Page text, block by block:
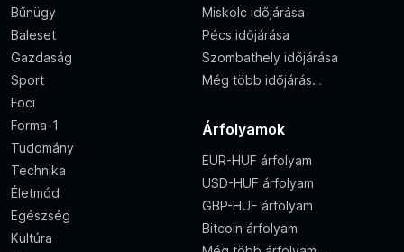
Bűnügy
Baleset
Gazdaság
Sport
Foci
Forma-1
Tudomány
Technika
Életmód
Egészség
Kultúra
Miskolc időjárása
Pécs időjárása
Szombathely időjárása
Még több időjárás…
Árfolyamok
EUR-HUF árfolyam
USD-HUF árfolyam
GBP-HUF árfolyam
Bitcoin árfolyam